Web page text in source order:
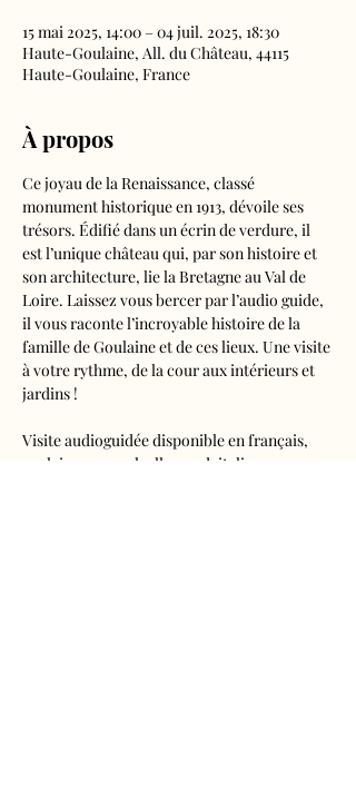
15 mai 2025, 14:00 – 04 juil. 2025, 18:30
Haute-Goulaine, All. du Château, 44115
Haute-Goulaine, France
À propos
Ce joyau de la Renaissance, classé
monument historique en 1913, dévoile ses
trésors. Édifié dans un écrin de verdure, il
est l’unique château qui, par son histoire et
son architecture, lie la Bretagne au Val de
Loire. Laissez vous bercer par l’audio guide,
il vous raconte l’incroyable histoire de la
famille de Goulaine et de ces lieux. Une visite
à votre rythme, de la cour aux intérieurs et
jardins !
Visite audioguidée disponible en français,
anglais, espagnol, allemand, italien,